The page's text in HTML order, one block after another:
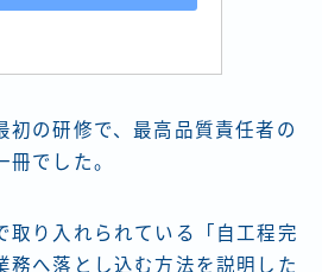
初の研修で、最高品質責任者の
でした。
取り入れられている「自工程完
務へ落とし込む方法を説明した